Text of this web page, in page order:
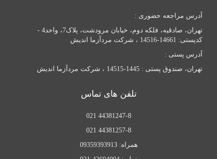
آدرس مراجعه حضوری :
تهران، صادقیه، فلکه دوم، خیابان مرودشت، پلاک7، واحد4 -
کدپستی: 14661-14516 ، شرکت مردآزما اندیش
آدرس پستی :
تهران، صندوق پستی : 1445-14515 ، شرکت مردآزما اندیش
تلفن های تماس
44381247-8 021
44381257-8 021
همراه: 09359393913